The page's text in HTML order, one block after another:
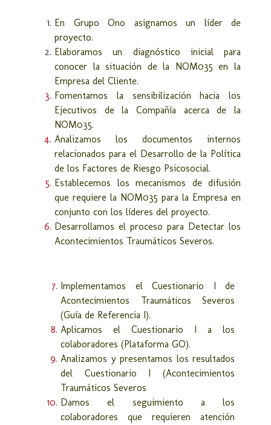
En Grupo Ono asignamos un líder de
proyecto.
Elaboramos un diagnóstico inicial para
conocer la situación de la NOM035 en la
Empresa del Cliente.
Fomentamos la sensibilización hacia los
Ejecutivos de la Compañía acerca de la
NOM035.
Analizamos los documentos internos
relacionados para el Desarrollo de la Política
de los Factores de Riesgo Psicosocial.
Establecemos los mecanismos de difusión
que requiere la NOM035 para la Empresa en
conjunto con los líderes del proyecto.
Desarrollamos el proceso para Detectar los
Acontecimientos Traumáticos Severos.
Implementamos el Cuestionario I de
Acontecimientos Traumáticos Severos
(Guía de Referencia I).
Aplicamos el Cuestionario I a los
colaboradores (Plataforma GO).
Analizamos y presentamos los resultados
del Cuestionario I (Acontecimientos
Traumáticos Severos
Damos el seguimiento a los
colaboradores que requieren atención